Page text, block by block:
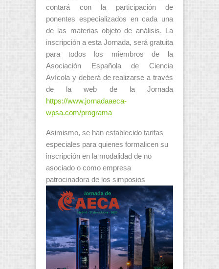
contará con la participación de
ponentes especializados en cada una
de las materias objeto de análisis. La
inscripción a esta Jornada, será gratuita
para todos los miembros de la
Asociación Española de Ciencia
Avícola y deberá de realizarse a través
de la web de la Jornada
https://www.jornadaaeca-
wpsa.com/programa
Asimismo, se han establecido tarifas
especiales para quienes formalicen su
inscripción en la modalidad de no
asociado o como empresa
patrocinadora de los simposios